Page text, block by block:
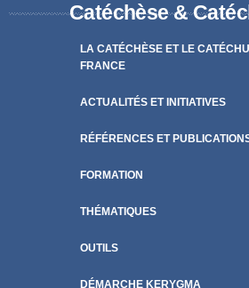
Catéchèse &
LA CATÉCHÈSE ET LE
FRANCE
ACTUALITÉS ET INITIATIVES
RÉFÉRENCES ET
FORMATION
THÉMATIQUES
OUTILS
DÉMARCHE KERYGMA